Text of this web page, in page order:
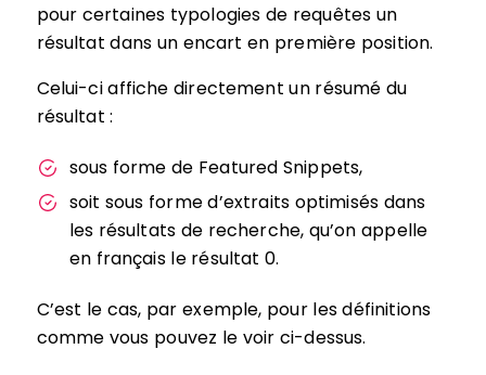
pour certaines typologies de requêtes un
résultat dans un encart en première position.
Celui-ci affiche directement un résumé du
résultat :
sous forme de Featured Snippets,
soit sous forme d’extraits optimisés dans
les résultats de recherche, qu’on appelle
en français le résultat 0.
C’est le cas, par exemple, pour les définitions
comme vous pouvez le voir ci-dessus.